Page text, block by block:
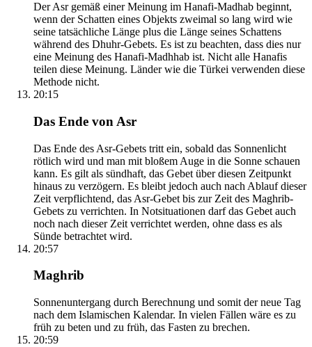
Der Asr gemäß einer Meinung im Hanafi-Madhab beginnt,
wenn der Schatten eines Objekts zweimal so lang wird wie
seine tatsächliche Länge plus die Länge seines Schattens
während des Dhuhr-Gebets. Es ist zu beachten, dass dies nur
eine Meinung des Hanafi-Madhhab ist. Nicht alle Hanafis
teilen diese Meinung. Länder wie die Türkei verwenden diese
Methode nicht.
20:15
Das Ende von Asr
Das Ende des Asr-Gebets tritt ein, sobald das Sonnenlicht
rötlich wird und man mit bloßem Auge in die Sonne schauen
kann. Es gilt als sündhaft, das Gebet über diesen Zeitpunkt
hinaus zu verzögern. Es bleibt jedoch auch nach Ablauf dieser
Zeit verpflichtend, das Asr-Gebet bis zur Zeit des Maghrib-
Gebets zu verrichten. In Notsituationen darf das Gebet auch
noch nach dieser Zeit verrichtet werden, ohne dass es als
Sünde betrachtet wird.
20:57
Maghrib
Sonnenuntergang durch Berechnung und somit der neue Tag
nach dem Islamischen Kalendar. In vielen Fällen wäre es zu
früh zu beten und zu früh, das Fasten zu brechen.
20:59